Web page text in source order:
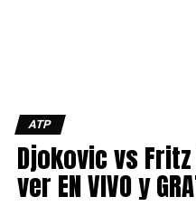
ATP
Djokovic vs Fritz
ver EN VIVO y